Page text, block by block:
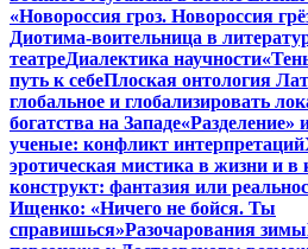
«Новороссия гроз. Новороссия
Диотима-воительница в
театреДиалектика научности
путь к себеПлоская онтология
глобальное и глобализировать
богатства на Западе«Разделение»
ученые: конфликт интерпретаций
эротическая мистика в жизни и в
конструкт: фантазия или
Ищенко: «Ничего не бойся. Ты
справишься»Разочарования зимы